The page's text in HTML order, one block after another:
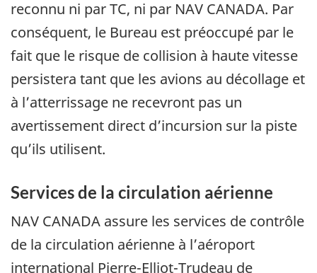
reconnu ni par TC, ni par NAV CANADA. Par
conséquent, le Bureau est préoccupé par le
fait que le risque de collision à haute vitesse
persistera tant que les avions au décollage et
à l’atterrissage ne recevront pas un
avertissement direct d’incursion sur la piste
qu’ils utilisent.
Services de la circulation aérienne
NAV CANADA assure les services de contrôle
de la circulation aérienne à l’aéroport
international Pierre-Elliot-Trudeau de